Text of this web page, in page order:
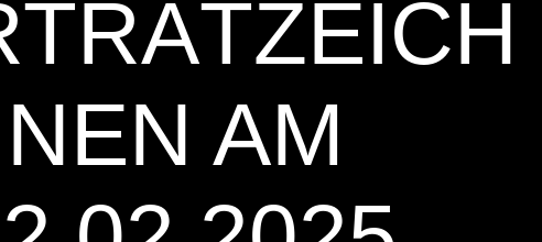
NEN AM